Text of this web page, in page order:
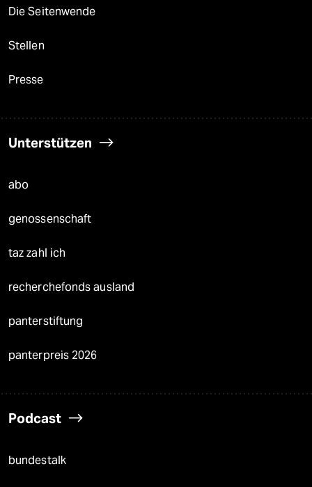
Die Seitenwende
Stellen
Presse
Unterstützen
abo
genossenschaft
taz zahl ich
recherchefonds ausland
panterstiftung
panterpreis 2026
Podcast
bundestalk